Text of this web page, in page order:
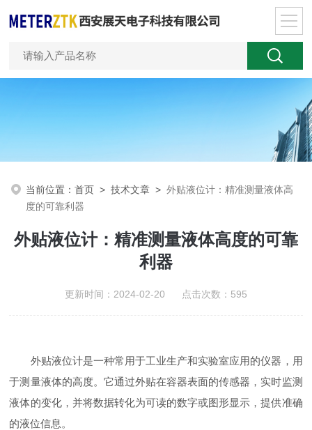
当前位置：首页 >技术文章 >外贴液位计：精准测量液体高
度的可靠利器
外贴液位计：精准测量液体高度的可靠
利器
更新时间：2024-02-20 点击次数：595
外贴液位计是一种常用于工业生产和实验室应用的仪器，用
于测量液体的高度。它通过外贴在容器表面的传感器，实时监测
液体的变化，并将数据转化为可读的数字或图形显示，提供准确
的液位信息。